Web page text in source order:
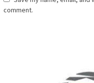
comment.